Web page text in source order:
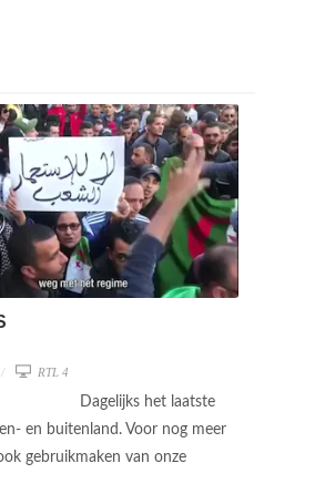
RTL 4
Dagelijks het laatste
en buitenland. Voor nog meer
gebruikmaken van onze